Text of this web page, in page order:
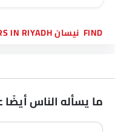
FIND نيسان DEALERS IN RIYADH
ما يسأله الناس